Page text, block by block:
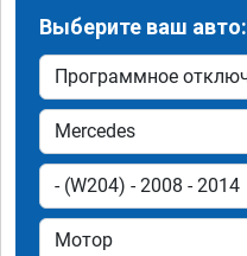
Выберите ваш авто: